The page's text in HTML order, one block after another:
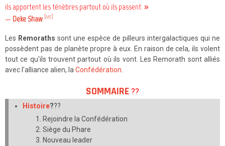
ils apportent les ténèbres partout où ils passent. »
— Deke Shaw [src]
Les Remoraths sont une espèce de pilleurs intergalactiques qui ne
possèdent pas de planète propre à eux. En raison de cela, ils volent
tout ce qu'ils trouvent partout où ils vont. Les Remorath sont alliés
avec l'alliance alien, la Confédération
SOMMAIRE ??
Histoire???
Rejoindre la Confédération
Siège du Phare
Nouveau leader